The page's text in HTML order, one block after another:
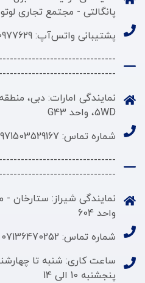
پانگالتی - مجتمع تجاری
پشتیبانی واتس‌آپ: 905010977629+
نمایندگی امارات: دبی،
5WD، واحد G43
شماره تماس: 00971503529167
واحد 604
شماره تماس: 07136470252
پنجشنبه 10 الی 14